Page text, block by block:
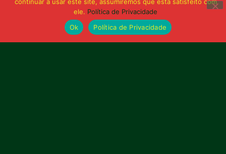
ele. Política de Privacidade
Ok
Política de Privacidade